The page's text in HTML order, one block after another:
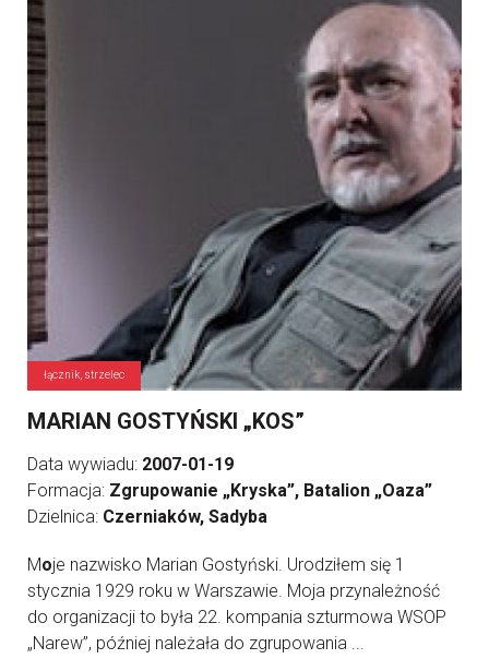
łącznik, strzelec
MARIAN GOSTYŃSKI „KOS”
Data wywiadu: 2007-01-19
Formacja: Zgrupowanie „Kryska”, Batalion „Oaza”
Dzielnica: Czerniaków, Sadyba
Moje nazwisko Marian Gostyński. Urodziłem się 1
stycznia 1929 roku w Warszawie. Moja przynależność
do organizacji to była 22. kompania szturmowa WSOP
„Narew”, później należała do zgrupowania ...